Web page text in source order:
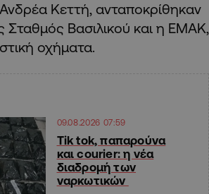
Κεττή, ανταποκρίθηκαν
Σταθμός Βασιλικού και η ΕΜΑΚ,
οχήματα.
09.08.2026 07:59
Tik tok, παπαρούνα
και courier: η νέα
διαδρομή των
ναρκωτικών